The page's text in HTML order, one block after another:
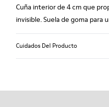
Cuña interior de 4 cm que
invisible. Suela de goma para
Cuidados Del Producto
Nuestros zapatos se han